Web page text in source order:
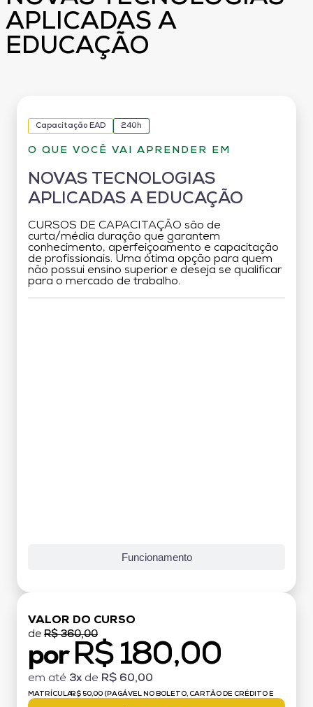
APLICADAS A
EDUCAÇÃO
Capacitação EAD 240h
O QUE VOCÊ VAI APRENDER EM
NOVAS TECNOLOGIAS
APLICADAS A EDUCAÇÃO
CURSOS DE CAPACITAÇÃO são de
curta/média duração que garantem
conhecimento, aperfeiçoamento e capacitação
de profissionais. Uma ótima opção para quem
não possui ensino superior e deseja se qualificar
para o mercado de trabalho.
Funcionamento
VALOR DO CURSO
de R$ 360,00
por R$ 180,00
em até 3x de R$ 60,00
MATRÍCULA:R$ 50,00 (PAGÁVEL NO BOLETO, CARTÃO DE CRÉDITO E